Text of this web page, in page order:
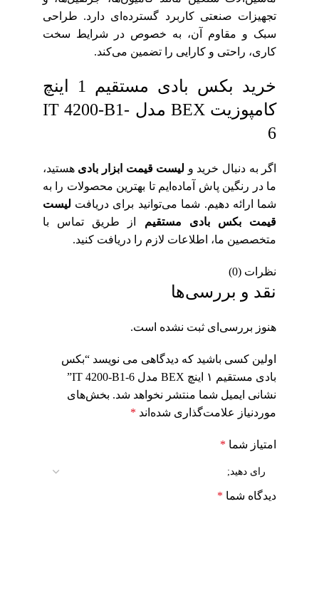
تجهیزات صنعتی کاربرد گسترده‌ای دارد. طراحی
سبک و مقاوم آن، به خصوص در شرایط سخت
کاری، راحتی و کارایی را تضمین می‌کند.
خرید بکس بادی مستقیم 1 اینچ
کامپوزیت BEX مدل IT 4200-B1-
6
اگر به دنبال خرید و لیست قیمت ابزار بادی هستید،
ما در رنگین پاش آماده‌ایم تا بهترین محصولات را به
شما ارائه دهیم. شما می‌توانید برای دریافت لیست
قیمت بکس بادی مستقیم از طریق تماس با
متخصصین ما، اطلاعات لازم را دریافت کنید.
نظرات (0)
نقد و بررسی‌ها
هنوز بررسی‌ای ثبت نشده است.
اولین کسی باشید که دیدگاهی می نویسد “بکس
بادی مستقیم ۱ اینچ BEX مدل IT 4200-B1-6”
نشانی ایمیل شما منتشر نخواهد شد. بخش‌های
موردنیاز علامت‌گذاری شده‌اند *
امتیاز شما *
دیدگاه شما *